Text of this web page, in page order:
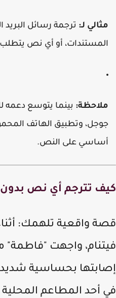
لـ: ترجمة رسائل البريد
أو أي نص يتطلب
بينما يتوسع دعمه
وتطبيق الهاتف
على النص.
تترجم أي نص بدون
واقعية تلهمك:
واجهت "فاطمة"
بحساسية شديدة
أحد المطاعم المحلية